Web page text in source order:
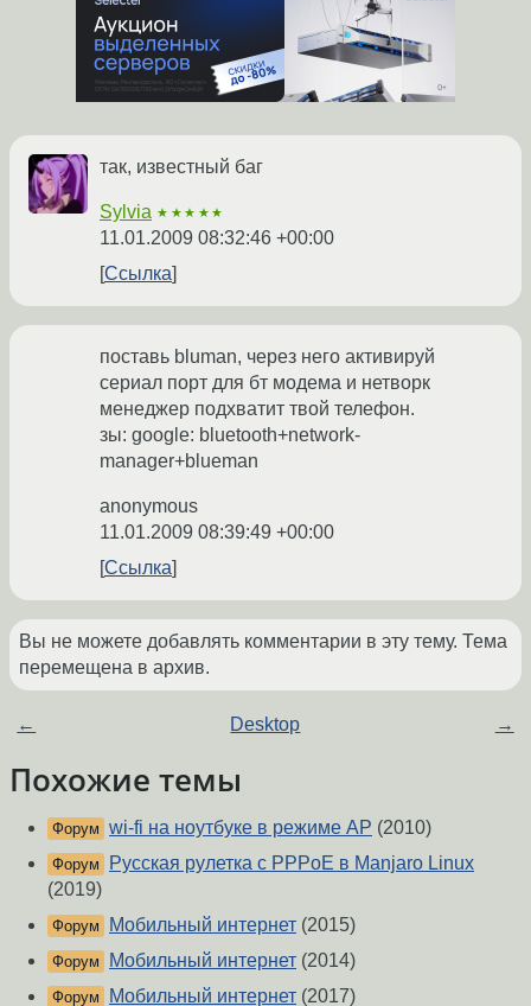
так, известный баг
Sylvia ★★★★★
11.01.2009 08:32:46 +00:00
Ссылка
поставь bluman, через него активируй
сериал порт для бт модема и нетворк
менеджер подхватит твой телефон.
зы: google: bluetooth+network-
manager+blueman
anonymous
11.01.2009 08:39:49 +00:00
Ссылка
Вы не можете добавлять комментарии в эту тему. Тема
перемещена в архив.
← Desktop →
Похожие темы
Форум wi-fi на ноутбуке в режиме АР (2010)
Форум
Русская рулетка с PPPoE в Manjaro Linux
(2019)
Форум Мобильный интернет (2015)
Форум Мобильный интернет (2014)
Форум Мобильный интернет (2017)